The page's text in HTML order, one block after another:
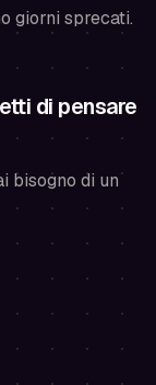
giorni sprecati.
di pensare
bisogno di un